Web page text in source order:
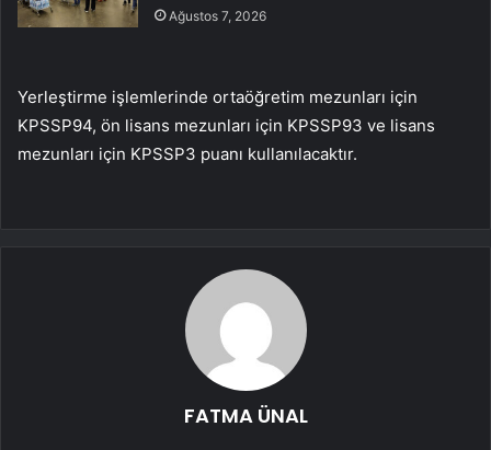
Ağustos 7, 2026
Yerleştirme işlemlerinde ortaöğretim mezunları için
KPSSP94, ön lisans mezunları için KPSSP93 ve lisans
mezunları için KPSSP3 puanı kullanılacaktır.
FATMA ÜNAL